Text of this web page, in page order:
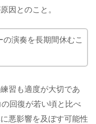
因とのこと。
演奏を長期間休むこ
習も適度が大切であ
回復が若い頃と比べ
悪影響を及ぼす可能性